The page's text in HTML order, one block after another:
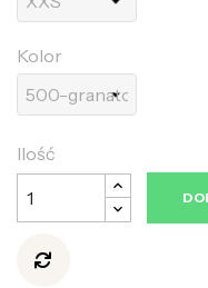
Kolor
Ilość